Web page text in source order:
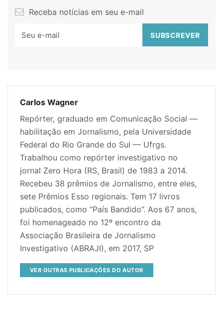
Receba notícias em seu e-mail
Carlos Wagner
Repórter, graduado em Comunicação Social —
habilitação em Jornalismo, pela Universidade
Federal do Rio Grande do Sul — Ufrgs.
Trabalhou como repórter investigativo no
jornal Zero Hora (RS, Brasil) de 1983 a 2014.
Recebeu 38 prêmios de Jornalismo, entre eles,
sete Prêmios Esso regionais. Tem 17 livros
publicados, como “País Bandido”. Aos 67 anos,
foi homenageado no 12º encontro da
Associação Brasileira de Jornalismo
Investigativo (ABRAJI), em 2017, SP
VER OUTRAS PUBLICAÇÕES DO AUTOR